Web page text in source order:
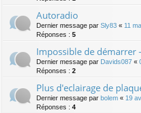
Autoradio
Dernier message par Sly83 « 11
Réponses : 5
Impossible de démarrer
Dernier message par Davids087 «
Réponses : 2
Plus d'eclairage de
Dernier message par bolem « 19
Réponses : 4